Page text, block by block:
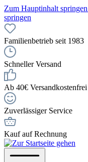
Zum Hauptinhalt springen
springen
Familienbetrieb seit 1983
Schneller Versand
Ab 40€ Versandkostenfrei
Zuverlässiger Service
Kauf auf Rechnung